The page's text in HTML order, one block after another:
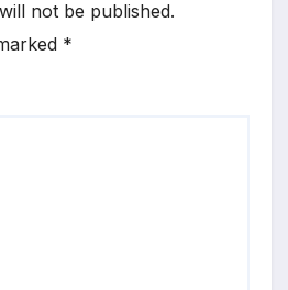
not be published.
*